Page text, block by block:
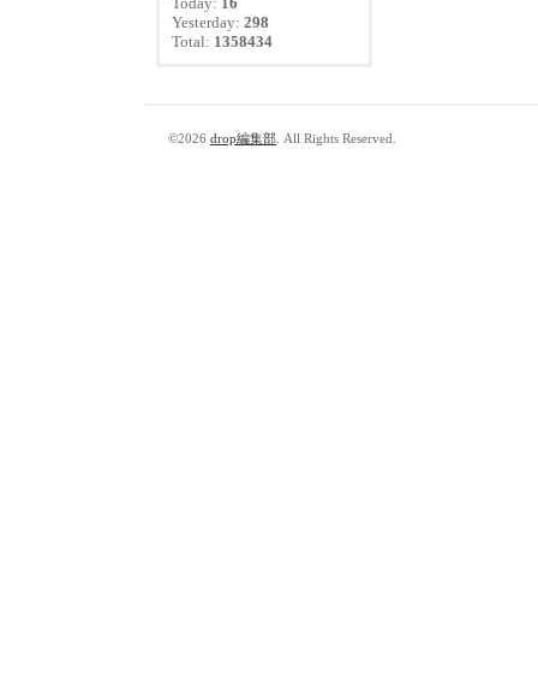
Yesterday: 298
Total: 1358434
©2026 drop編集部 . All Rights Reserved.